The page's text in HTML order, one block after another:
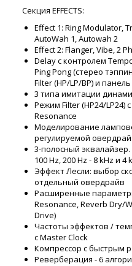
Секция EFFECTS:
Effect 1: Ring Modulator,
AutoWah 1, Autowah 2
Effect 2: Flanger, Vibe, 2
Delay с контролем
Ping Pong (стерео
Filter (HP/LP/BP) и
3 типа имитации
Режим Filter (HP24/LP24)
Resonance
Моделирование
регулируемой
3-полосный
100 Hz, 200 Hz - 8 kHz и 4
Эффект Лесли: выбор
отдельный овердрайв
Расширенные
Resonance, Reverb Dry/
Drive)
Частоты эффектов /
с Master Clock
Компрессор с быстрым
Реверберация - 6